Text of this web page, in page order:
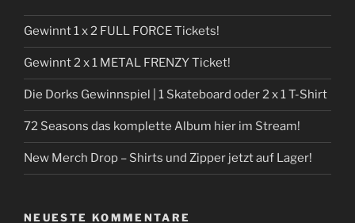
Gewinnt 1 x 2 FULL FORCE Tickets!
Gewinnt 2 x 1 METAL FRENZY Ticket!
Die Dorks Gewinnspiel | 1 Skateboard oder 2 x 1 T-Shirt
72 Seasons das komplette Album hier im Stream!
New Merch Drop – Shirts und Zipper jetzt auf Lager!
NEUESTE KOMMENTARE